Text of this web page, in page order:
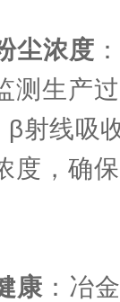
尘浓度
测生产
射线吸
度，确
康 ：冶